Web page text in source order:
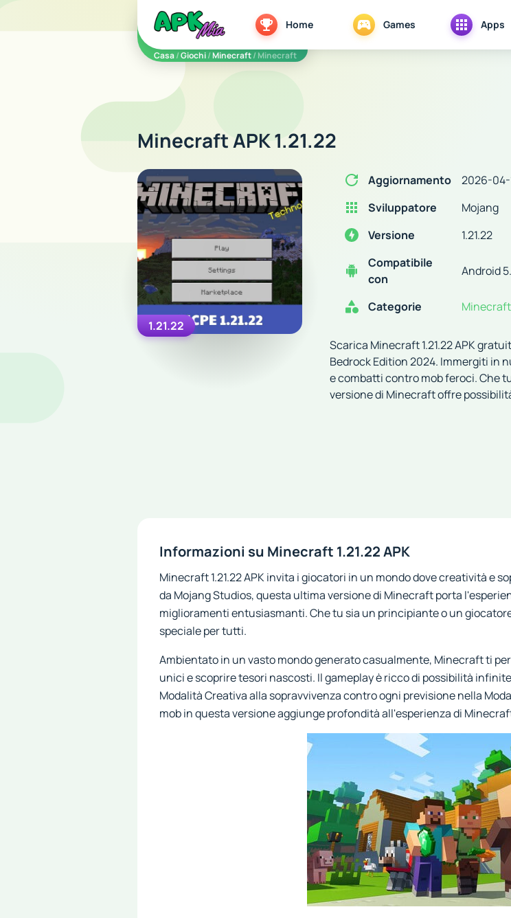
5play Home Games Apps
Casa/Giochi/Minecraft/ Minecraft
Minecraft APK 1.21.22
1.21.22
Aggiornamento
2026-04-
Sviluppatore
Mojang
Versione
1.21.22
Compatibile
con
Android
Categorie Minecraft
Scarica Minecraft 1.21.22 APK
Bedrock Edition 2024. Immergiti in
e combatti contro mob feroci. Che
versione di Minecraft offre
Informazioni su Minecraft 1.21.22 APK
Minecraft 1.21.22 APK invita i giocatori in un mondo dove creatività e
da Mojang Studios, questa ultima versione di Minecraft porta
miglioramenti entusiasmanti. Che tu sia un principiante o un
speciale per tutti.
Ambientato in un vasto mondo generato casualmente, Minecraft ti
unici e scoprire tesori nascosti. Il gameplay è ricco di possibilità
Modalità Creativa alla sopravvivenza contro ogni previsione nella
mob in questa versione aggiunge profondità all'esperienza di